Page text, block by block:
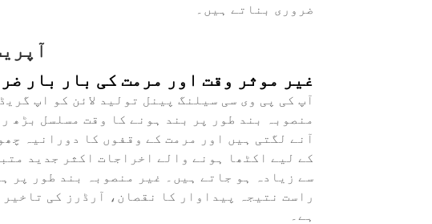
ضروری بناتے ہیں۔
غیر موثر وقت اور مرمت کی بار بار
آپ کی پی وی سی سیلنگ پینل تولید لائن کو اپ
منصوبہ بند طور پر بند ہونے کا وقت مسلسل بڑھ
آنے لگتی ہیں اور مرمت کے وقفوں کا دورانیہ
کے لیے اکٹھا ہونے والے اخراجات اکثر جدید
سے زیادہ ہو جاتے ہیں۔ غیر منصوبہ بند طور پر
راست نتیجہ پیداوار کا نقصان، آرڈرز کی
ہے۔